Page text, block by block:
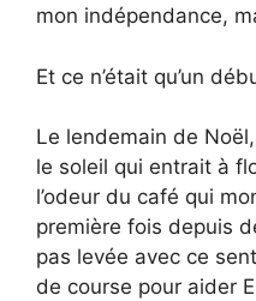
mon indépendance,
Et ce n’était qu’un
Le lendemain de
le soleil qui entrait à
l’odeur du café qui
première fois depuis
pas levée avec ce
de course pour aider